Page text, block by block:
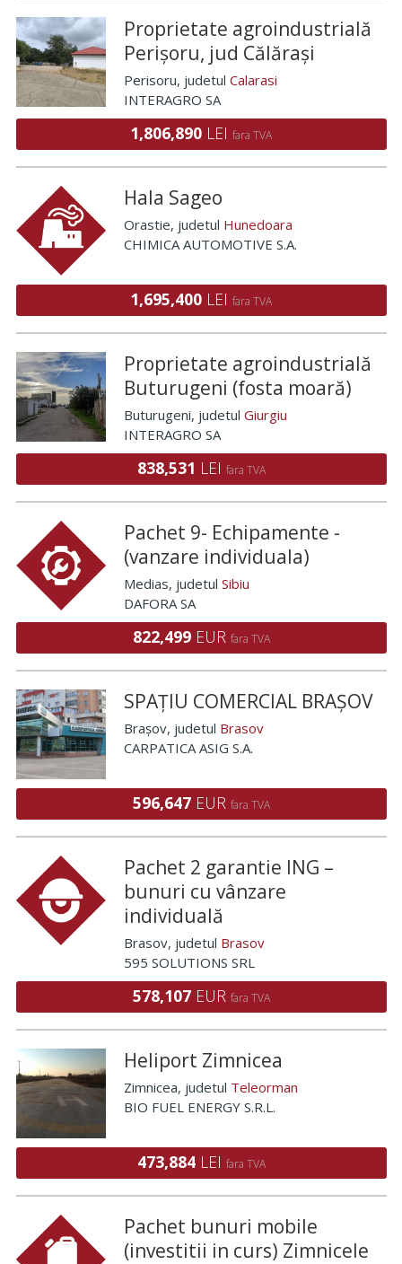
Proprietate agroindustrială
Perișoru, jud Călărași
Perisoru, judetul Calarasi
INTERAGRO SA
1,806,890 LEI fara TVA
Hala Sageo
Orastie, judetul Hunedoara
CHIMICA AUTOMOTIVE S.A.
1,695,400 LEI fara TVA
Proprietate agroindustrială
Buturugeni (fosta moară)
Buturugeni, judetul Giurgiu
INTERAGRO SA
838,531 LEI fara TVA
Pachet 9- Echipamente -
(vanzare individuala)
Medias, judetul Sibiu
DAFORA SA
822,499 EUR fara TVA
SPAȚIU COMERCIAL BRAȘOV
Brașov, judetul Brasov
CARPATICA ASIG S.A.
596,647 EUR fara TVA
Pachet 2 garantie ING –
bunuri cu vânzare
individuală
Brasov, judetul Brasov
595 SOLUTIONS SRL
578,107 EUR fara TVA
Heliport Zimnicea
Zimnicea, judetul Teleorman
BIO FUEL ENERGY S.R.L.
473,884 LEI fara TVA
Pachet bunuri mobile
(investitii in curs) Zimnicele